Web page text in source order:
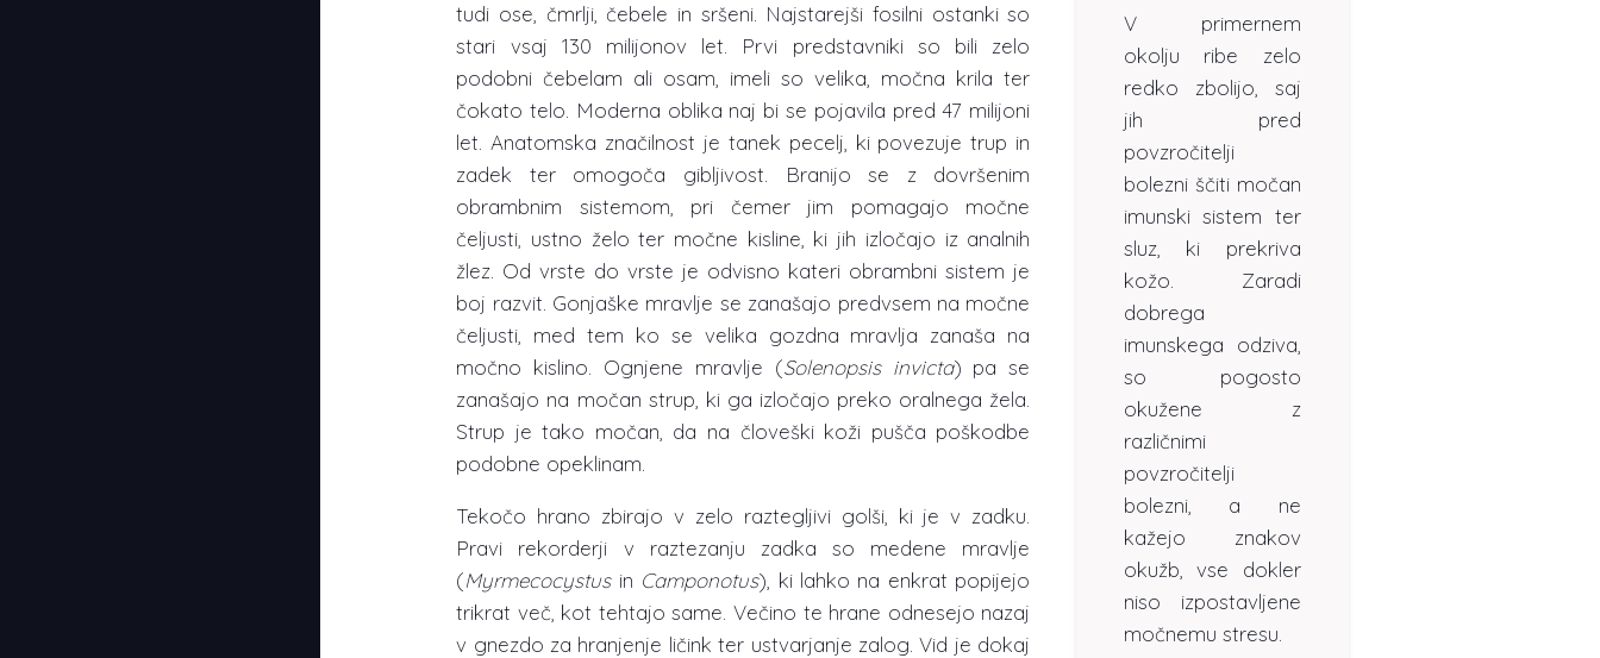
tudi ose, čmrlji, čebele in sršeni. Najstarejši fosilni ostanki so
stari vsaj 130 milijonov let. Prvi predstavniki so bili zelo
podobni čebelam ali osam, imeli so velika, močna krila ter
čokato telo. Moderna oblika naj bi se pojavila pred 47 milijoni
let. Anatomska značilnost je tanek pecelj, ki povezuje trup in
zadek ter omogoča gibljivost. Branijo se z dovršenim
obrambnim sistemom, pri čemer jim pomagajo močne
čeljusti, ustno želo ter močne kisline, ki jih izločajo iz analnih
žlez. Od vrste do vrste je odvisno kateri obrambni sistem je
boj razvit. Gonjaške mravlje se zanašajo predvsem na močne
čeljusti, med tem ko se velika gozdna mravlja zanaša na
močno kislino. Ognjene mravlje (Solenopsis invicta) pa se
zanašajo na močan strup, ki ga izločajo preko oralnega žela.
Strup je tako močan, da na človeški koži pušča poškodbe
podobne opeklinam.
Tekočo hrano zbirajo v zelo raztegljivi golši, ki je v zadku.
Pravi rekorderji v raztezanju zadka so medene mravlje
(Myrmecocystusin Camponotus), ki lahko na enkrat popijejo
trikrat več, kot tehtajo same. Večino te hrane odnesejo nazaj
v gnezdo za hranjenje ličink ter ustvarjanje zalog. Vid je dokaj
V primernem
okolju ribe zelo
redko zbolijo, saj
jih pred
povzročitelji
bolezni ščiti močan
imunski sistem ter
sluz, ki prekriva
kožo. Zaradi
dobrega
imunskega odziva,
so pogosto
okužene z
različnimi
povzročitelji
bolezni, a ne
kažejo znakov
okužb, vse dokler
niso izpostavljene
močnemu stresu.